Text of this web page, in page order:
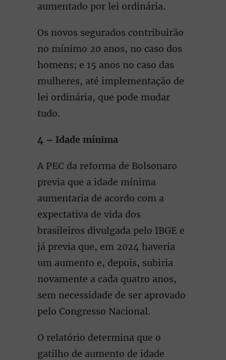
aumentado por lei ordinária.
Os novos segurados contribuirão
no mínimo 20 anos, no caso dos
homens; e 15 anos no caso das
mulheres, até implementação de
lei ordinária, que pode mudar
tudo.
4 – Idade mínima
A PEC da reforma de Bolsonaro
previa que a idade mínima
aumentaria de acordo com a
expectativa de vida dos
brasileiros divulgada pelo IBGE e
já previa que, em 2024 haveria
um aumento e, depois, subiria
novamente a cada quatro anos,
sem necessidade de ser aprovado
pelo Congresso Nacional.
O relatório determina que o
gatilho de aumento de idade